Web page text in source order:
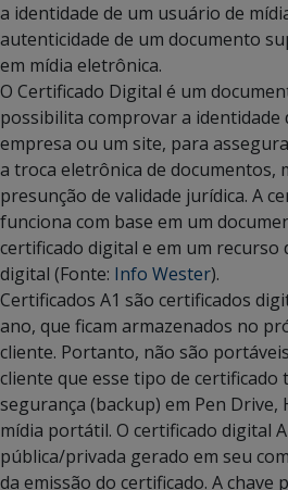
a identidade de um usuário de
autenticidade de um documento
em mídia eletrônica.
O Certificado Digital é um
possibilita comprovar a identidade
empresa ou um site, para
a troca eletrônica de documentos,
presunção de validade jurídica. A
funciona com base em um
certificado digital e em um
digital (Fonte: Info Wester).
Certificados A1 são certificados
ano, que ficam armazenados no
cliente. Portanto, não são
cliente que esse tipo de certificado
segurança (backup) em Pen
mídia portátil. O certificado digital
pública/privada gerado em seu
da emissão do certificado. A chave